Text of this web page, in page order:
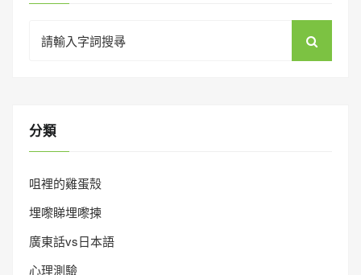
for:
分類
咀裡的雞蛋殼
埋嚟睇埋嚟揀
廣東話vs日本語
心理測驗